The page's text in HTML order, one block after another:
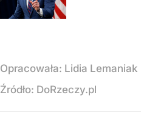
Opracowała: Lidia Lemaniak
Źródło: DoRzeczy.pl